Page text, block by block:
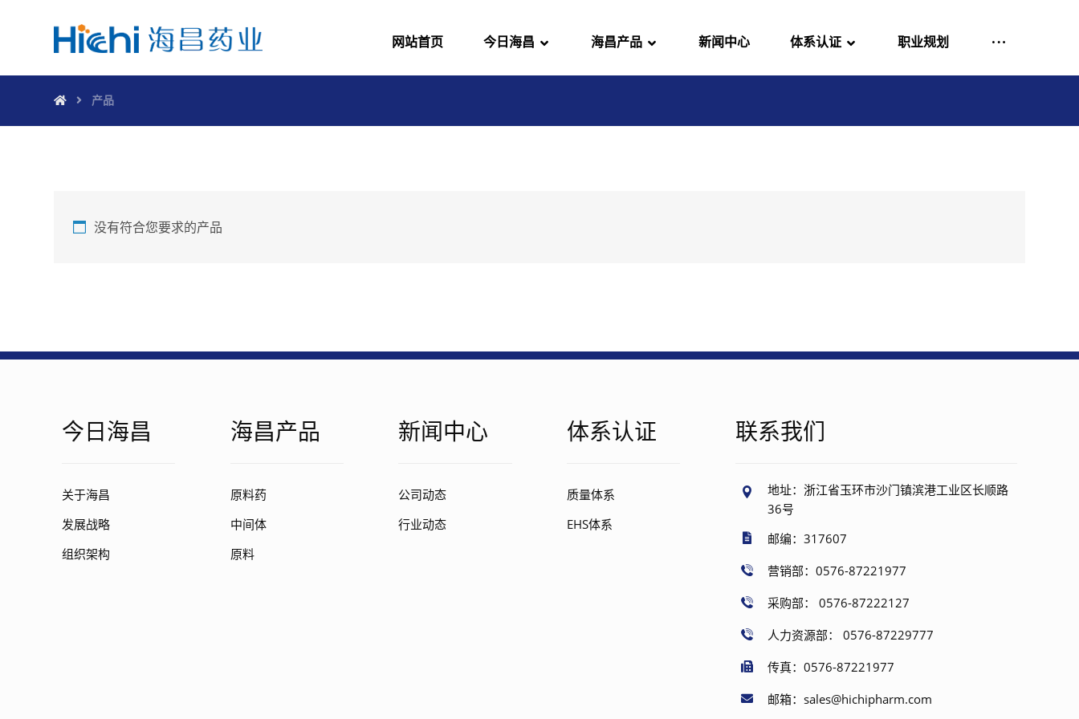
网站首页 今日海昌 海昌产品 新闻中心 体系认证 职业规划
产品
没有符合您要求的产品
今日海昌
关于海昌
发展战略
组织架构
海昌产品
原料药
中间体
原料
新闻中心
公司动态
行业动态
体系认证
质量体系
EHS体系
联系我们
地址：浙江省玉环市沙门镇滨港工业区长顺路
36号
邮编：317607
营销部：0576-87221977
采购部： 0576-87222127
人力资源部： 0576-87229777
传真：0576-87221977
邮箱：sales@hichipharm.com